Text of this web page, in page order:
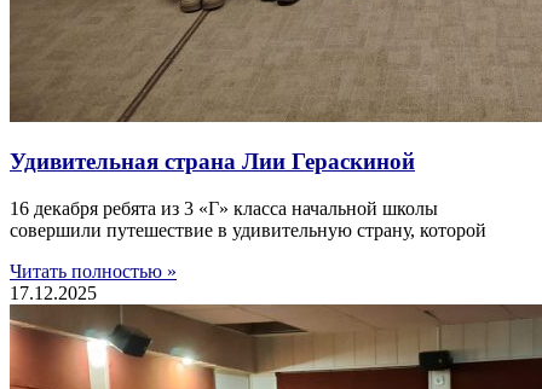
Удивительная страна Лии Гераскиной
16 декабря ребята из 3 «Г» класса начальной школы
совершили путешествие в удивительную страну, которой
Читать полностью »
17.12.2025